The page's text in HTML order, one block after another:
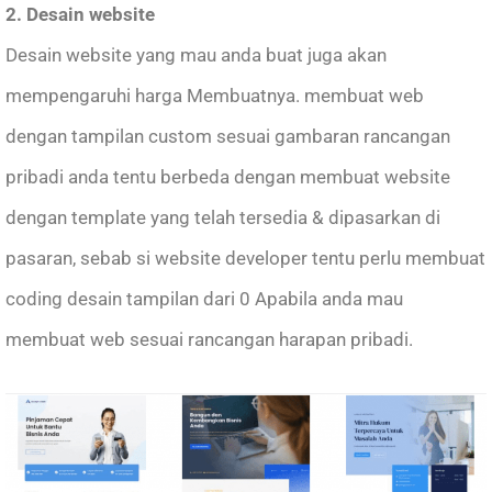
2. Desain website
Desain website yang mau anda buat juga akan
mempengaruhi harga Membuatnya. membuat web
dengan tampilan custom sesuai gambaran rancangan
pribadi anda tentu berbeda dengan membuat website
dengan template yang telah tersedia & dipasarkan di
pasaran, sebab si website developer tentu perlu membuat
coding desain tampilan dari 0 Apabila anda mau
membuat web sesuai rancangan harapan pribadi.